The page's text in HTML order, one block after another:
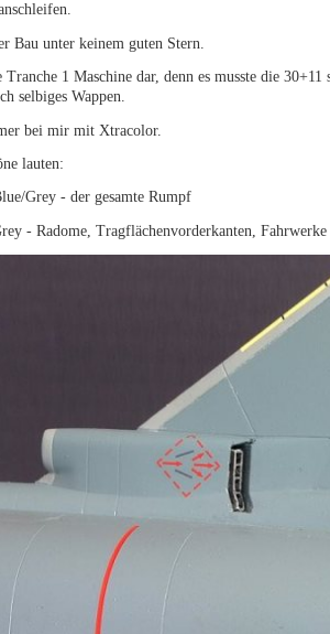
Bau unter keinem guten Stern.
1 Maschine dar, denn es musste die
selbiges Wappen.
bei mir mit Xtracolor.
lauten:
Grey - der gesamte Rumpf
- Radome, Tragflächenvorderkanten,